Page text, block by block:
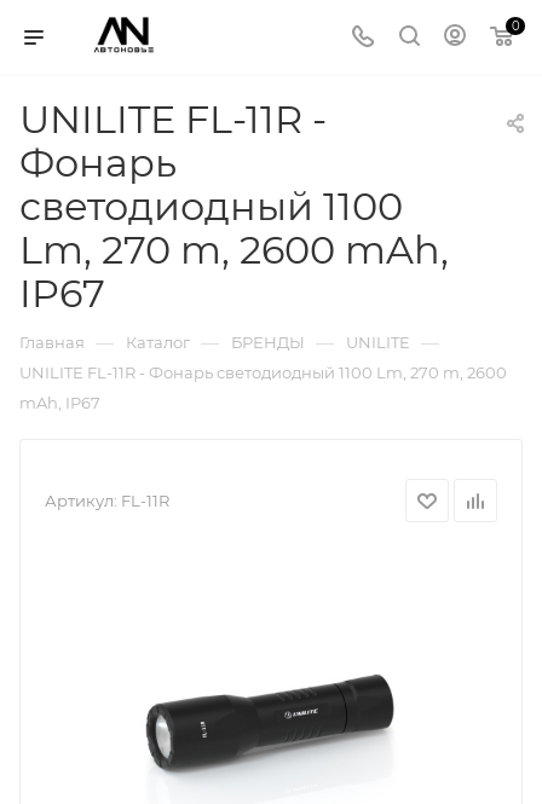
0
UNILITE FL-11R -
Фонарь
светодиодный 1100
Lm, 270 m, 2600 mAh,
IP67
Главная — Каталог — БРЕНДЫ — UNILITE —
UNILITE FL-11R - Фонарь светодиодный 1100 Lm, 270 m, 2600
mAh, IP67
Артикул: FL-11R